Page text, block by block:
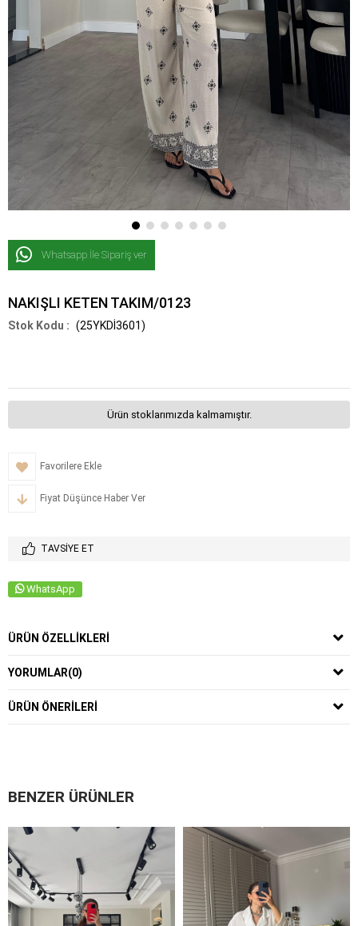
Whatsapp İle Sipariş ver
NAKIŞLI KETEN TAKIM/0123
(25YKDİ3601)
Ürün stoklarımızda kalmamıştır.
Favorilere Ekle
Fiyat Düşünce Haber Ver
TAVSIYE ET
WhatsApp
ÜRÜN ÖZELLIKLERI
YORUMLAR(0)
ÜRÜN ÖNERILERI
BENZER ÜRÜNLER